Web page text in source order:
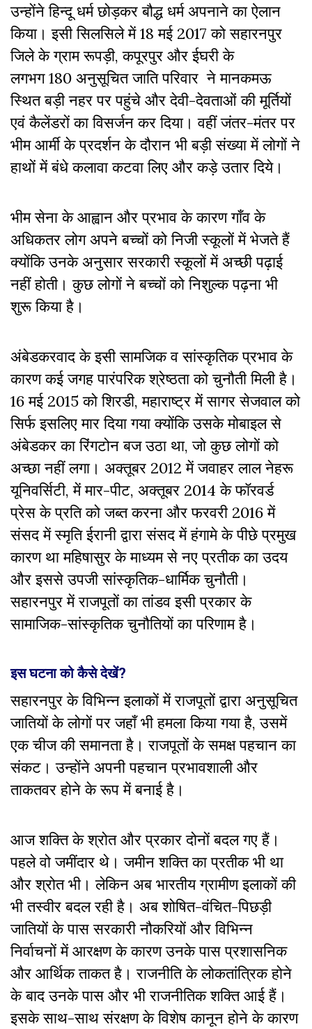
उन्होंने हिन्दू धर्म छोड़कर बौद्ध धर्म अपनाने का ऐलान
किया। इसी सिलसिले में 18 मई 2017 को सहारनपुर
जिले के ग्राम रूपड़ी, कपूरपुर और ईघरी के
लगभग 180 अनुसूचित जाति परिवार ने मानकमऊ
स्थित बड़ी नहर पर पहुंचे और देवी-देवताओं की मूर्तियों
एवं कैलेंडरों का विसर्जन कर दिया। वहीं जंतर-मंतर पर
भीम आर्मी के प्रदर्शन के दौरान भी बड़ी संख्या में लोगों ने
हाथों में बंधे कलावा कटवा लिए और कड़े उतार दिये।
भीम सेना के आह्वान और प्रभाव के कारण गाँव के
अधिकतर लोग अपने बच्चों को निजी स्कूलों में भेजते हैं
क्योंकि उनके अनुसार सरकारी स्कूलों में अच्छी पढ़ाई
नहीं होती। कुछ लोगों ने बच्चों को निशुल्क पढ़ना भी
शुरू किया है।
अंबेडकरवाद के इसी सामजिक व सांस्कृतिक प्रभाव के
कारण कई जगह पारंपरिक श्रेष्ठता को चुनौती मिली है।
16 मई 2015 को शिरडी, महाराष्ट्र में सागर सेजवाल को
सिर्फ इसलिए मार दिया गया क्योंकि उसके मोबाइल से
अंबेडकर का रिंगटोन बज उठा था, जो कुछ लोगों को
अच्छा नहीं लगा। अक्तूबर 2012 में जवाहर लाल नेहरू
यूनिवर्सिटी, में मार-पीट, अक्तूबर 2014 के फॉरवर्ड
प्रेस के प्रति को जब्त करना और फरवरी 2016 में
संसद में स्मृति ईरानी द्वारा संसद में हंगामे के पीछे प्रमुख
कारण था महिषासुर के माध्यम से नए प्रतीक का उदय
और इससे उपजी सांस्कृतिक-धार्मिक चुनौती।
सहारनपुर में राजपूतों का तांडव इसी प्रकार के
सामाजिक-सांस्कृतिक चुनौतियों का परिणाम है।
इसघटनाकोकैसेदेखें?
सहारनपुर के विभिन्न इलाकों में राजपूतों द्वारा अनुसूचित
जातियों के लोगों पर जहाँ भी हमला किया गया है, उसमें
एक चीज की समानता है। राजपूतों के समक्ष पहचान का
संकट। उन्होंने अपनी पहचान प्रभावशाली और
ताकतवर होने के रूप में बनाई है।
आज शक्ति के श्रोत और प्रकार दोनों बदल गए हैं।
पहले वो जमींदार थे। जमीन शक्ति का प्रतीक भी था
और श्रोत भी। लेकिन अब भारतीय ग्रामीण इलाकों की
भी तस्वीर बदल रही है। अब शोषित-वंचित-पिछड़ी
जातियों के पास सरकारी नौकरियों और विभिन्न
निर्वाचनों में आरक्षण के कारण उनके पास प्रशासनिक
और आर्थिक ताकत है। राजनीति के लोकतांत्रिक होने
के बाद उनके पास और भी राजनीतिक शक्ति आई हैं।
इसके साथ-साथ संरक्षण के विशेष कानून होने के कारण